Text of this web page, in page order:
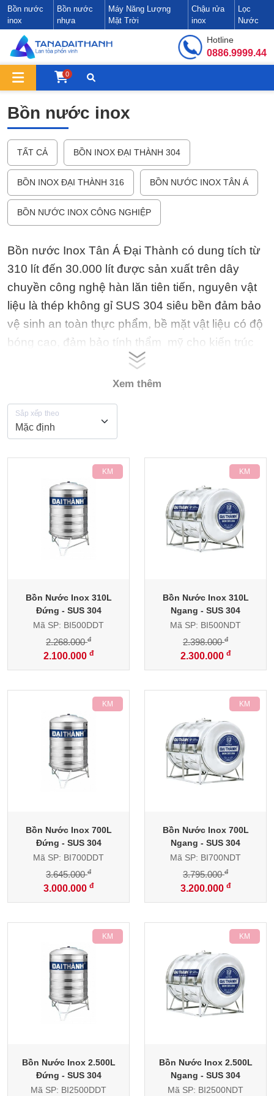
Bồn nước
inox
Bồn nước
nhựa
Máy Năng Lượng
Mặt Trời
Chậu rửa
inox
Lọc
Nước
Hotline
0886.9999.44
0
Bồn nước inox
TẤT CẢ BỒN INOX ĐẠI THÀNH 304
BỒN INOX ĐẠI THÀNH 316 BỒN NƯỚC INOX TÂN Á
BỒN NƯỚC INOX CÔNG NGHIỆP
Bồn nước Inox Tân Á Đại Thành có dung tích từ
310 lít đến 30.000 lít được sản xuất trên dây
chuyền công nghệ hàn lăn tiên tiến, nguyên vật
liệu là thép không gỉ SUS 304 siêu bền đảm bảo
vệ sinh an toàn thực phẩm, bề mặt vật liệu có độ
bóng cao, đảm bảo tính thẩm mỹ cho kiến trúc
công trình, đáp ứng nhu cầu sử dụng nước sạch
của các hộ gia đình, nhà hàng, khách sạn.
Xem thêm
Sắp xếp theo
-7%
Bồn Nước Inox 310L
Đứng - SUS 304
Mã SP: BI500DDT
2.100.000 đ
2.268.000đ
-4%
Bồn Nước Inox 310L
Ngang - SUS 304
Mã SP: BI500NDT
2.300.000 đ
2.398.000đ
-18%
Bồn Nước Inox 700L
Đứng - SUS 304
Mã SP: BI700DDT
3.000.000 đ
3.645.000đ
-16%
Bồn Nước Inox 700L
Ngang - SUS 304
Mã SP: BI700NDT
3.200.000 đ
3.795.000đ
-20%
Bồn Nước Inox 2.500L
Đứng - SUS 304
Mã SP: BI2500DDT
-16%
Bồn Nước Inox 2.500L
Ngang - SUS 304
Mã SP: BI2500NDT